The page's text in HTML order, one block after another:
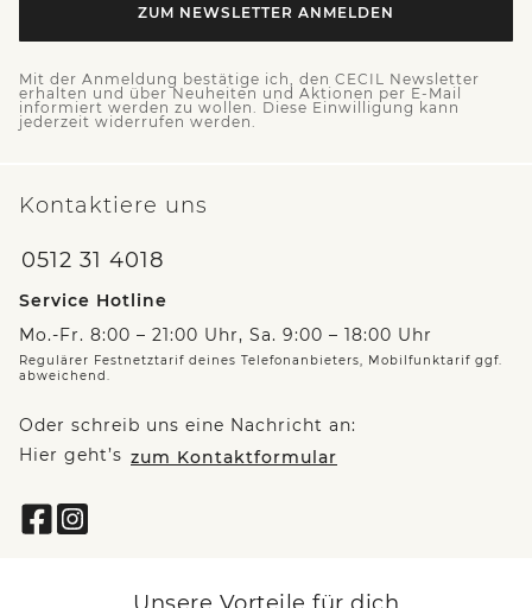
ZUM NEWSLETTER ANMELDEN
Mit der Anmeldung bestätige ich, den CECIL Newsletter
erhalten und über Neuheiten und Aktionen per E-Mail
informiert werden zu wollen. Diese Einwilligung kann
jederzeit widerrufen werden.
Kontaktiere uns
0512 31 4018
Service Hotline
Mo.-Fr. 8:00 – 21:00 Uhr, Sa. 9:00 – 18:00 Uhr
Regulärer Festnetztarif deines Telefonanbieters, Mobilfunktarif ggf.
abweichend.
Oder schreib uns eine Nachricht an:
Hier geht’s zum Kontaktformular
Unsere Vorteile für dich